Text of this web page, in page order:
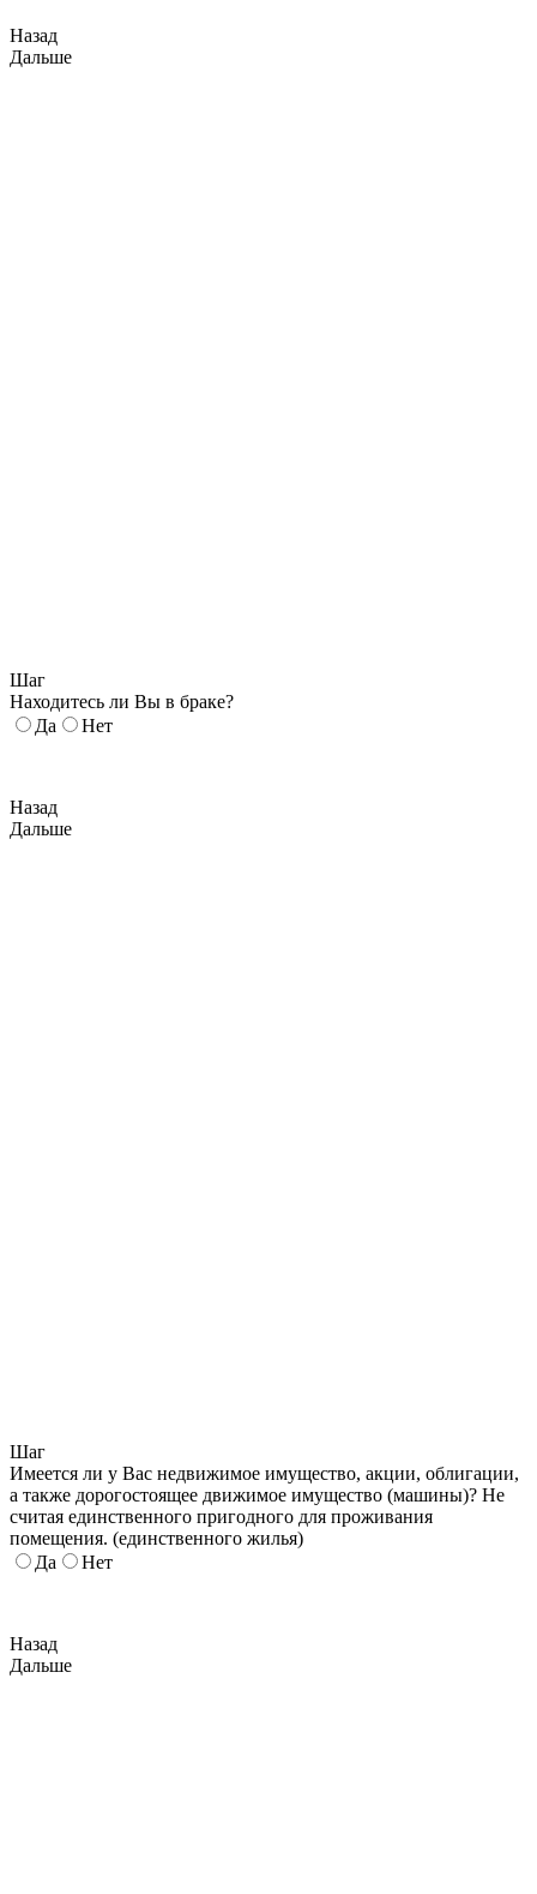
Назад
Дальше
Шаг
Находитесь ли Вы в браке?
Да
Нет
Назад
Дальше
Шаг
Имеется ли у Вас недвижимое имущество, акции, облигации,
а также дорогостоящее движимое имущество (машины)? Не
считая единственного пригодного для проживания
помещения. (единственного жилья)
Да
Нет
Назад
Дальше